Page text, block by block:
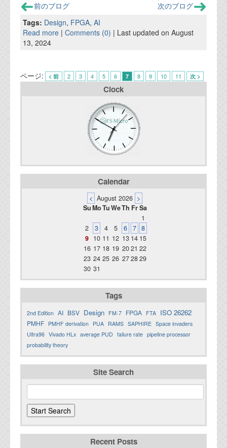
前のブログ
次のブログ
Tags: Design, FPGA, AI
Read more | Comments (0) | Last updated on August
13, 2024
ページ: < 前 2 3 4 5 6 7 8 9 10 11 次 >
Clock
Calendar
< August 2026 >
SuMoTuWeTh FrSa
1
2
3 4 5 6 7 8
9 10 11 12 13 14 15
16 17 18 19 2021 22
23 24 25 26 272829
30 31
Tags
2nd Edition AI BSV Design FM-7 FPGA FTA ISO 26262
PMHF PMHF derivation PUA RAMS SAPHIRE Space invaders
Ultra96 Vivado HLx average PUD failure rate pipeline processor
probability theory
Site Search
Recent Posts